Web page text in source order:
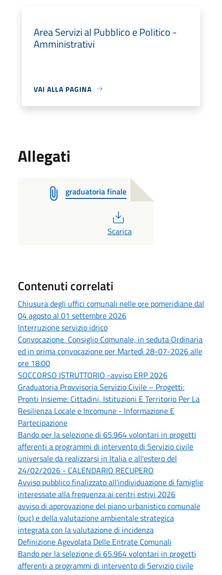
Area Servizi al Pubblico e Politico -
Amministrativi
VAI ALLA PAGINA
Allegati
graduatoria finale
Scarica
Contenuti correlati
Chiusura degli uffici comunali nelle ore pomeridiane dal
04 agosto al 01 settembre 2026
Interruzione servizio idrico
Convocazione Consiglio Comunale, in seduta Ordinaria
ed in prima convocazione per Martedì 28-07-2026 alle
ore 18:00
SOCCORSO ISTRUTTORIO -avviso ERP 2026
Graduatoria Provvisoria Servizio Civile – Progetti:
Pronti Insieme: Cittadini, Istituzioni E Territorio Per La
Resilienza Locale e Incomune - Informazione E
Partecipazione
Bando per la selezione di 65.964 volontari in progetti
afferenti a programmi di intervento di Servizio civile
universale da realizzarsi in Italia e all'estero del
24/02/2026 - CALENDARIO RECUPERO
Avviso pubblico finalizzato all'individuazione di famiglie
interessate alla frequenza ai centri estivi 2026
avviso di approvazione del piano urbanistico comunale
(puc) e della valutazione ambientale strategica
integrata con la valutazione di incidenza
Definizione Agevolata Delle Entrate Comunali
Bando per la selezione di 65.964 volontari in progetti
afferenti a programmi di intervento di Servizio civile